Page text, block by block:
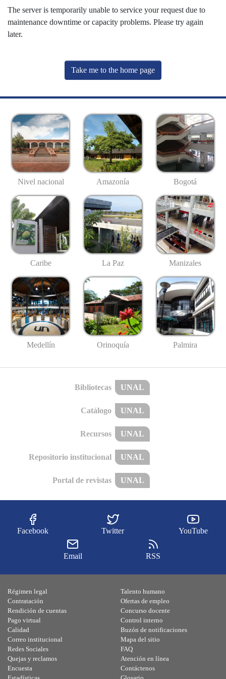
The server is temporarily unable to service your request due to
maintenance downtime or capacity problems. Please try again
later.
Take me to the home page
Nivel nacional Amazonía Bogotá
Caribe La Paz Manizales
Medellín Orinoquía Palmira
Bibliotecas UNAL
Catálogo UNAL
Recursos UNAL
Repositorio institucional UNAL
Portal de revistas UNAL
Facebook Twitter YouTube
Email RSS
Régimen legal
Contratación
Rendición de cuentas
Pago virtual
Calidad
Talento humano
Ofertas de empleo
Concurso docente
Control interno
Buzón de notificaciones
Correo institucional
Redes Sociales
Quejas y reclamos
Encuesta
Mapa del sitio
FAQ
Atención en línea
Contáctenos